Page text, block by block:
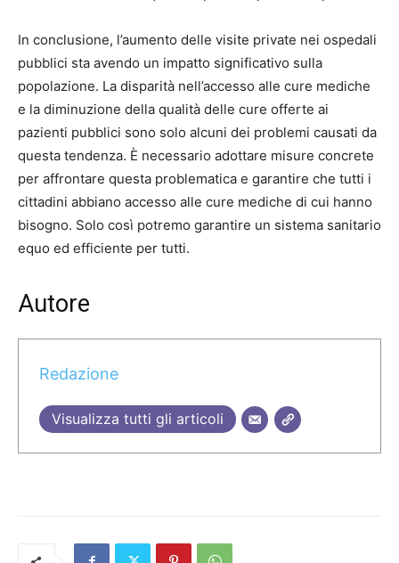
In conclusione, l’aumento delle visite private nei ospedali
pubblici sta avendo un impatto significativo sulla
popolazione. La disparità nell’accesso alle cure mediche
e la diminuzione della qualità delle cure offerte ai
pazienti pubblici sono solo alcuni dei problemi causati da
questa tendenza. È necessario adottare misure concrete
per affrontare questa problematica e garantire che tutti i
cittadini abbiano accesso alle cure mediche di cui hanno
bisogno. Solo così potremo garantire un sistema sanitario
equo ed efficiente per tutti.
Autore
Redazione
Visualizza tutti gli articoli